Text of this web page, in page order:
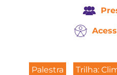
Palestra Trilha: